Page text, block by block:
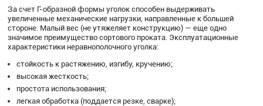
За счет Г-образной формы уголок способен выдерживать
увеличенные механические нагрузки, направленные к большей
стороне. Малый вес (не утяжеляет конструкцию) — еще одно
значимое преимущество сортового проката. Эксплуатационные
характеристики неравнополочного уголка:
стойкость к растяжению, изгибу, кручению;
высокая жесткость;
простота использования;
легкая обработка (поддается резке, сварке);